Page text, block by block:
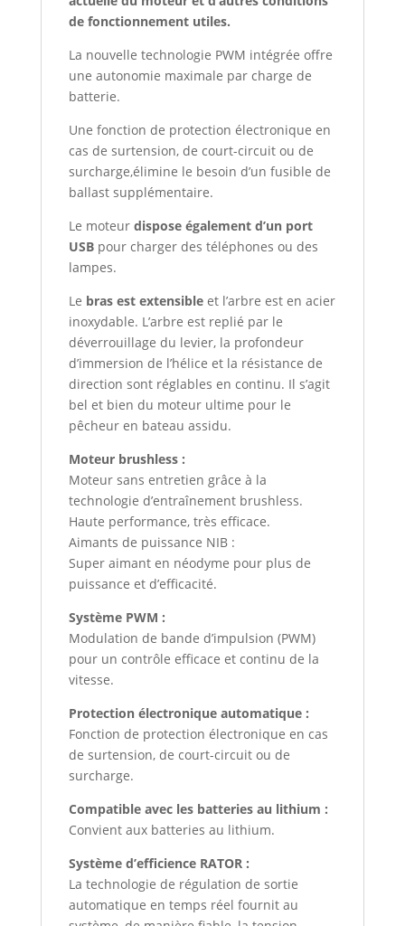
de fonctionnement utiles.
La nouvelle technologie PWM intégrée offre
une autonomie maximale par charge de
batterie.
Une fonction de protection électronique en
cas de surtension, de court-circuit ou de
surcharge,élimine le besoin d’un fusible de
ballast supplémentaire.
Le moteur dispose également d’un port
USBpour charger des téléphones ou des
lampes.
Le bras est extensibleet l’arbre est en acier
inoxydable. L’arbre est replié par le
déverrouillage du levier, la profondeur
d’immersion de l’hélice et la résistance de
direction sont réglables en continu. Il s’agit
bel et bien du moteur ultime pour le
pêcheur en bateau assidu.
Moteur brushless :
Moteur sans entretien grâce à la
technologie d’entraînement brushless.
Haute performance, très efficace.
Aimants de puissance NIB :
Super aimant en néodyme pour plus de
puissance et d’efficacité.
Système PWM :
Modulation de bande d’impulsion (PWM)
pour un contrôle efficace et continu de la
vitesse.
Protection électronique automatique :
Fonction de protection électronique en cas
de surtension, de court-circuit ou de
surcharge.
Compatible avec les batteries au lithium :
Convient aux batteries au lithium.
Système d’efficience RATOR :
La technologie de régulation de sortie
automatique en temps réel fournit au